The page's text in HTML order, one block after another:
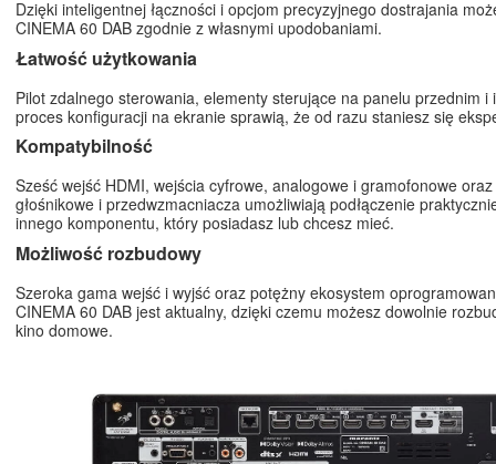
Dzięki inteligentnej łączności i opcjom precyzyjnego dostrajania
CINEMA 60 DAB zgodnie z własnymi upodobaniami.
Łatwość użytkowania
Pilot zdalnego sterowania, elementy sterujące na panelu przednim i
proces konfiguracji na ekranie sprawią, że od razu staniesz się
Kompatybilność
Sześć wejść HDMI, wejścia cyfrowe, analogowe i gramofonowe
głośnikowe i przedwzmacniacza umożliwiają podłączenie
innego komponentu, który posiadasz lub chcesz mieć.
Możliwość rozbudowy
Szeroka gama wejść i wyjść oraz potężny ekosystem
CINEMA 60 DAB jest aktualny, dzięki czemu możesz dowolnie
kino domowe.